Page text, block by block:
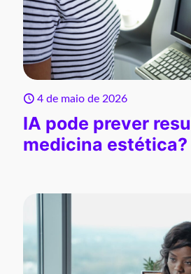
4 de maio de 2026
IA pode prever
medicina estética?